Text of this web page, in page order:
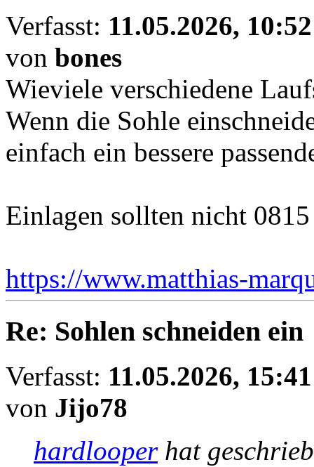
Verfasst: 11.05.2026, 10:52
von bones
Wieviele verschiedene
Wenn die Sohle
einfach ein bessere
Einlagen sollten nicht
https://www.matthias-
Re: Sohlen schneiden ein
Verfasst: 11.05.2026, 15:41
von Jijo78
hardlooperhat